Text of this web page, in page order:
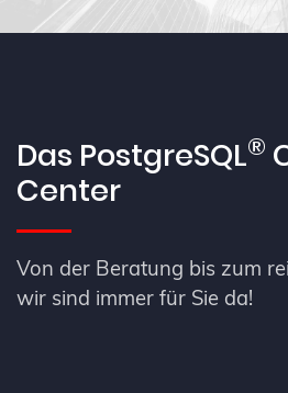
Das PostgreSQL®
Center
Von der Beratung bis zum
wir sind immer für Sie da!